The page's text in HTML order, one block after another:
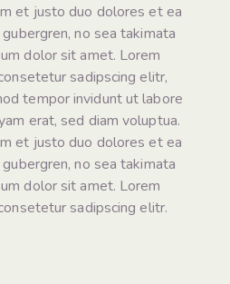
et justo duo dolores et ea
no sea takimata
dolor sit amet. Lorem
sadipscing elitr,
tempor invidunt ut labore
erat, sed diam voluptua.
et justo duo dolores et ea
no sea takimata
dolor sit amet. Lorem
sadipscing elitr.